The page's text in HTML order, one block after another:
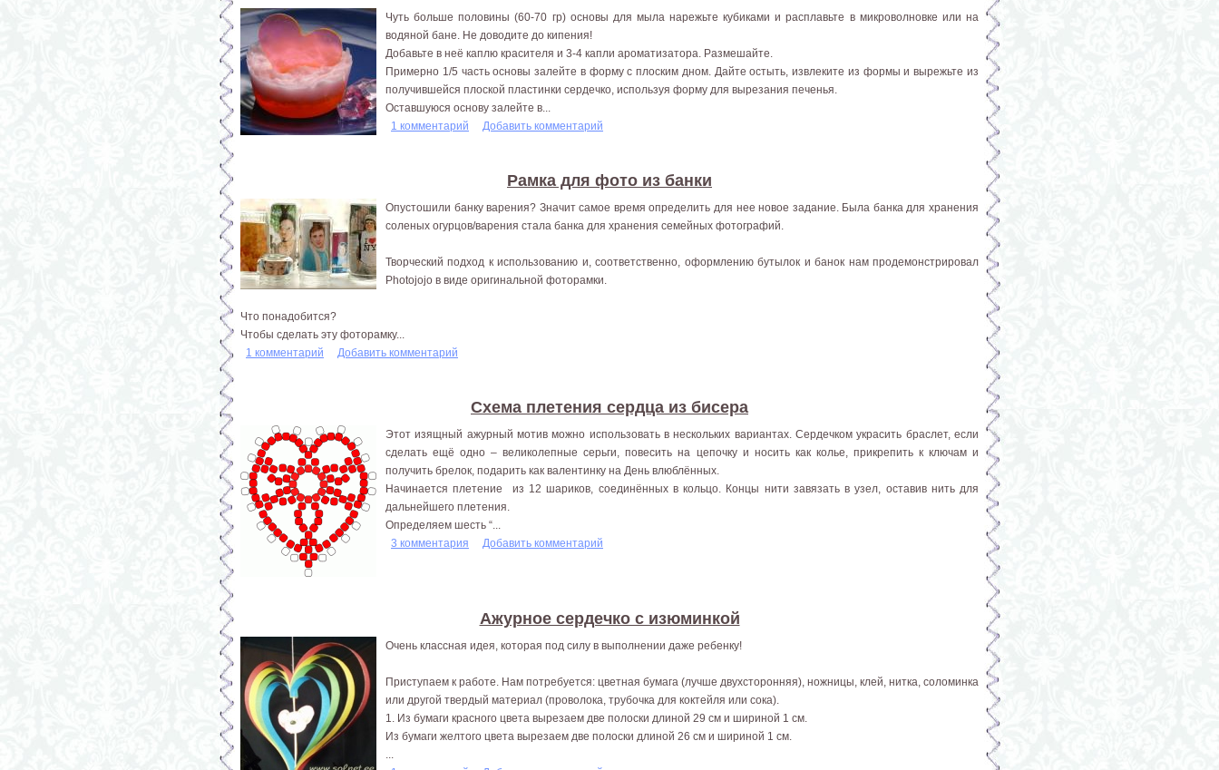
Чуть больше половины (60-70 гр) основы для мыла нарежьте кубиками и расплавьте в микроволновке или на
водяной бане. Не доводите до кипения!
Добавьте в неё каплю красителя и 3-4 капли ароматизатора. Размешайте.
Примерно 1/5 часть основы залейте в форму с плоским дном. Дайте остыть, извлеките из формы и вырежьте из
получившейся плоской пластинки сердечко, используя форму для вырезания печенья.
Оставшуюся основу залейте в...
1 комментарий
Добавить комментарий
Рамка для фото из банки
Опустошили банку варения? Значит самое время определить для нее новое задание. Была банка для хранения
соленых огурцов/варения стала банка для хранения семейных фотографий.
Творческий подход к использованию и, соответственно, оформлению бутылок и банок нам продемонстрировал
Photojojo в виде оригинальной фоторамки.
Что понадобится?
Чтобы сделать эту фоторамку...
1 комментарий
Добавить комментарий
Схема плетения сердца из бисера
Этот изящный ажурный мотив можно использовать в нескольких вариантах. Сердечком украсить браслет, если
сделать ещё одно – великолепные серьги, повесить на цепочку и носить как колье, прикрепить к ключам и
получить брелок, подарить как валентинку на День влюблённых.
Начинается плетение из 12 шариков, соединённых в кольцо. Концы нити завязать в узел, оставив нить для
дальнейшего плетения.
Определяем шесть “...
3 комментария
Добавить комментарий
Ажурное сердечко с изюминкой
Очень классная идея, которая под силу в выполнении даже ребенку!
Приступаем к работе. Нам потребуется: цветная бумага (лучше двухсторонняя), ножницы, клей, нитка, соломинка
или другой твердый материал (проволока, трубочка для коктейля или сока).
1. Из бумаги красного цвета вырезаем две полоски длиной 29 см и шириной 1 см.
Из бумаги желтого цвета вырезаем две полоски длиной 26 см и шириной 1 см.